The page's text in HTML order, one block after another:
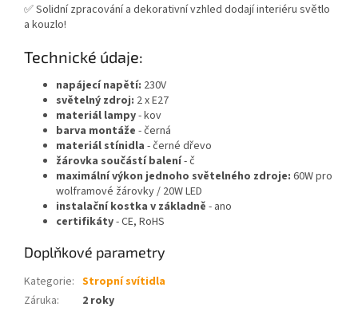
✅ Solidní zpracování a dekorativní vzhled dodají interiéru světlo
a kouzlo!
Technické údaje:
napájecí napětí: 230V
světelný zdroj: 2 x E27
materiál lampy- kov
barva montáže - černá
materiál stínidla - černé dřevo
žárovka součástí balení- č
maximální výkon jednoho světelného zdroje: 60W pro
wolframové žárovky / 20W LED
instalační kostka v základně - ano
certifikáty- CE, RoHS
Doplňkové parametry
Kategorie: Stropní svítidla
Záruka:
2 roky